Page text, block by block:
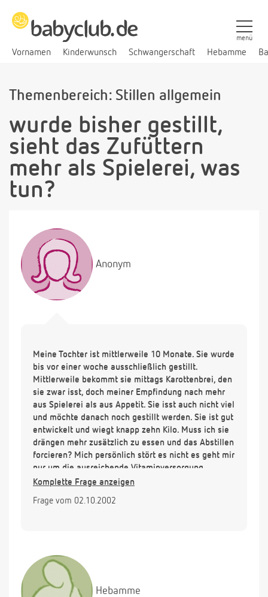
Vornamen Kinderwunsch Schwangerschaft Hebamme
menü
Themenbereich: Stillen allgemein
wurde bisher gestillt,
sieht das Zufüttern
mehr als Spielerei, was
tun?
Anonym
Meine Tochter ist mittlerweile 10 Monate. Sie wurde
bis vor einer woche ausschließlich gestillt.
Mittlerweile bekommt sie mittags Karottenbrei, den
sie zwar isst, doch meiner Empfindung nach mehr
aus Spielerei als aus Appetit. Sie isst auch nicht viel
und möchte danach noch gestillt werden. Sie ist gut
entwickelt und wiegt knapp zehn Kilo. Muss ich sie
drängen mehr zusätzlich zu essen und das Abstillen
forcieren? Mich persönlich stört es nicht es geht mir
nur um die ausreichende Vitaminversorgung.
Viele Grüße
Komplette Frage anzeigen
Frage vom 02.10.2002
Hebamme